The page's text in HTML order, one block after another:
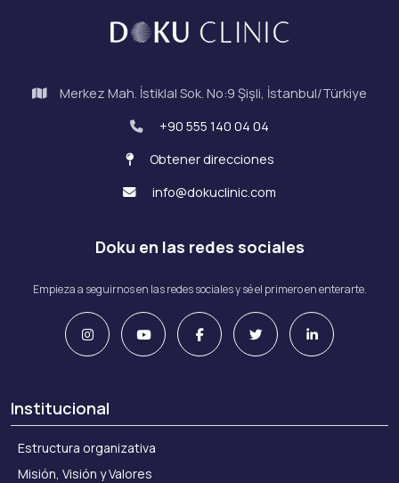
Merkez Mah. İstiklal Sok. No:9 Şişli, İstanbul/Türkiye
+90 555 140 04 04
Obtener direcciones
info@dokuclinic.com
Doku en las redes sociales
Empieza a seguirnos en las redes sociales y sé el primero en enterarte.
Institucional
Estructura organizativa
Misión, Visión y Valores